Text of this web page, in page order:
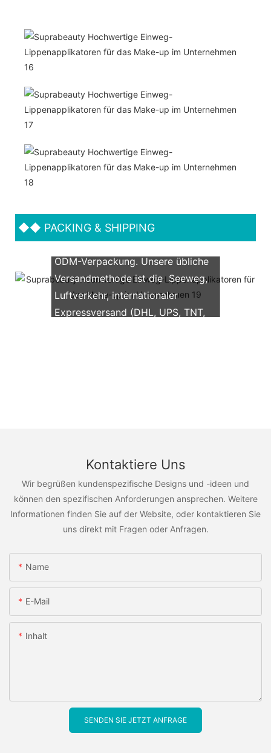
◆◆ PACKING & SHIPPING
Wir unterstützen beide OEM &
ODM-Verpackung. Unsere übliche
Versandmethode ist die Seeweg,
Luftverkehr, internationaler
Expressversand (DHL, UPS, TNT,
Kontaktiere Uns
Wir begrüßen kundenspezifische Designs und -ideen und
können den spezifischen Anforderungen ansprechen. Weitere
Informationen finden Sie auf der Website, oder kontaktieren Sie
uns direkt mit Fragen oder Anfragen.
Name
E-Mail
Inhalt
SENDEN SIE JETZT ANFRAGE